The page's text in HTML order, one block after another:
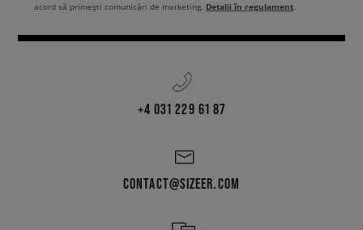
acord să primești comunicări de marketing. Detalii în regulament.
+4 031 229 61 87
CONTACT@SIZEER.COM